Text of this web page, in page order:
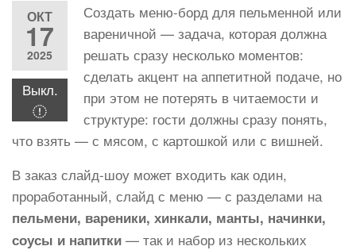
ОКТ
17
2025
Выкл.
Создать меню-борд для пельменной или
вареничной — задача, которая должна
решать сразу несколько моментов:
сделать акцент на аппетитной подаче, но
при этом не потерять в читаемости и
структуре: гости должны сразу понять,
что взять — с мясом, с картошкой или с вишней.
В заказ слайд-шоу может входить как один,
проработанный, слайд с меню — с разделами на
пельмени, вареники, хинкали, манты, начинки,
соусы и напитки — так и набор из нескольких